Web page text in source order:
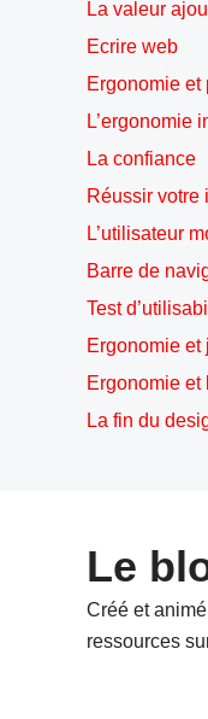
La valeur
Ecrire web
Ergonomie et
L’ergonomie
La confiance
Réussir votre
L’utilisateur
Barre de
Test
Ergonomie et
Ergonomie et
La fin du
Le
Créé et
ressources